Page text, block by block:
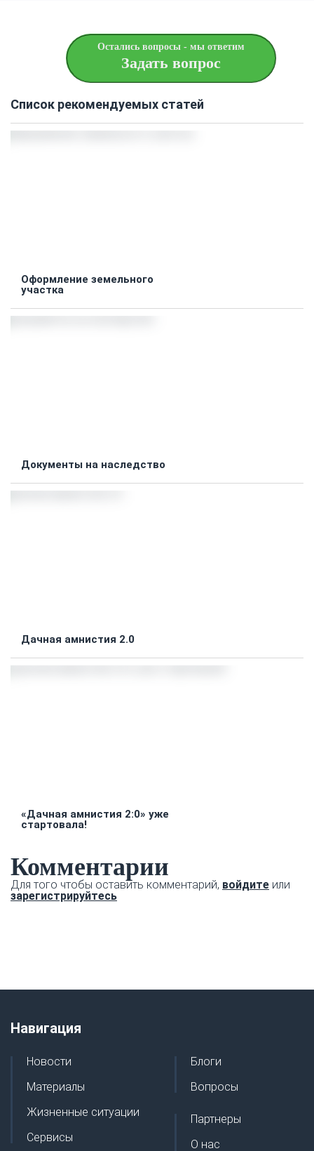
Остались вопросы - мы ответим
Задать вопрос
Список рекомендуемых статей
Оформление земельного
участка
Документы на наследство
Дачная амнистия 2.0
«Дачная амнистия 2:0» уже
стартовала!
Комментарии
Для того чтобы оставить комментарий, войдите или
зарегистрируйтесь
Навигация
Новости
Материалы
Жизненные ситуации
Сервисы
Блоги
Вопросы
Партнеры
О нас